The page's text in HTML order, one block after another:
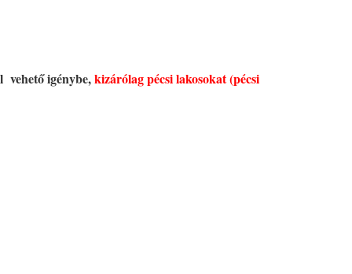
vehető igénybe,kizárólag pécsi lakosokat (pécsi